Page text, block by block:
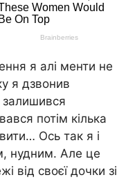
я алі менти не
я дзвонив
залишився
потім кілька
Ось так я і
нудним. Але це
від своєї дочки зі